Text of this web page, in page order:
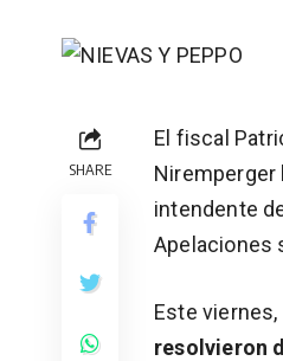
SHARE
El fiscal
Niremperger
intendente
Apelaciones
Este
resolvieron